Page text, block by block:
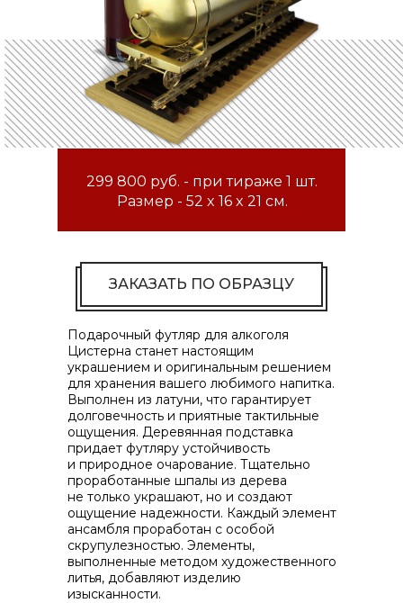
ЗАКАЗАТЬ ПО ОБРАЗЦУ
299 800 руб. - при тираже 1 шт.
Размер - 52 x 16 x 21 см.
Подарочный футляр для алкоголя
Цистерна станет настоящим
украшением и оригинальным решением
для хранения вашего любимого напитка.
Выполнен из латуни, что гарантирует
долговечность и приятные тактильные
ощущения. Деревянная подставка
придает футляру устойчивость
и природное очарование. Тщательно
проработанные шпалы из дерева
не только украшают, но и создают
ощущение надежности. Каждый элемент
ансамбля проработан с особой
скрупулезностью. Элементы,
выполненные методом художественного
литья, добавляют изделию
изысканности.